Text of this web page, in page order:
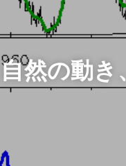
然の動き